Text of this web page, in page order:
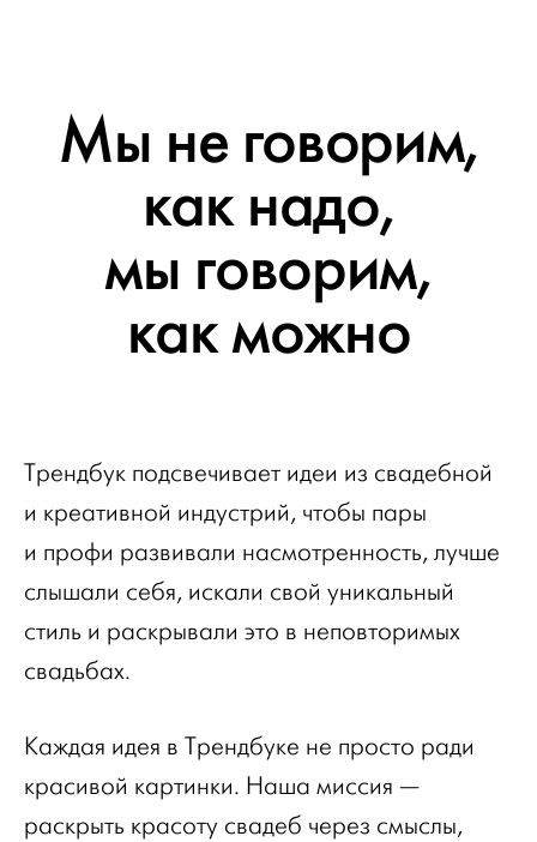
Мы не говорим,
как надо,
мы говорим,
как можно
Трендбук подсвечивает идеи из свадебной
и креативной индустрий, чтобы пары
и профи развивали насмотренность, лучше
слышали себя, искали свой уникальный
стиль и раскрывали это в неповторимых
свадьбах.
Каждая идея в Трендбуке не просто ради
красивой картинки. Наша миссия —
раскрыть красоту свадеб через смыслы,